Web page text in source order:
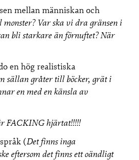
mellan människan och
monster? Var ska vi dra gränsen i
bli starkare än förnuftet? När
en hög realistiska
sällan gråter till böcker, grät i
en med en känsla av
FACKING hjärtat!!!!!
(Det finns inga
eftersom det finns ett oändligt